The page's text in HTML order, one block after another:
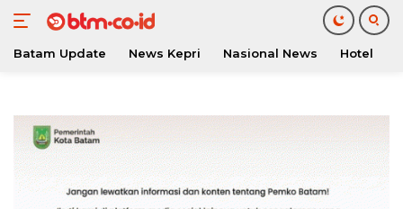
konten
Batam Update News Kepri Nasional News Hotel